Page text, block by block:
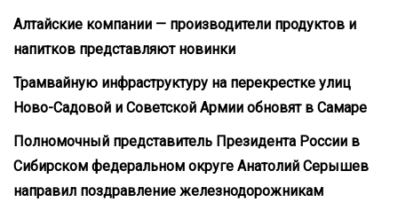
Алтайские компании — производители продуктов и
напитков представляют новинки
Трамвайную инфраструктуру на перекрестке улиц
Ново-Садовой и Советской Армии обновят в Самаре
Полномочный представитель Президента России в
Сибирском федеральном округе Анатолий Серышев
направил поздравление железнодорожникам